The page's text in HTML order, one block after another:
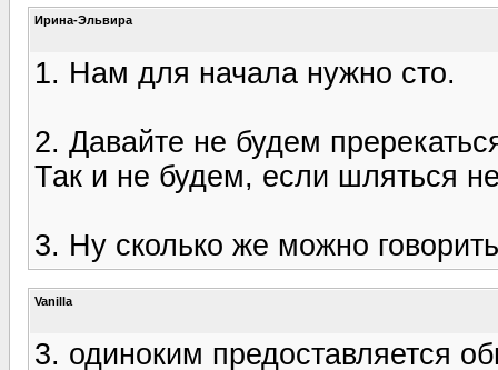
Ирина-Эльвира
1. Нам для начала нужно сто.
2. Давайте не будем
Так и не будем, если шляться
3. Ну сколько же можно
Vanilla
3. одиноким предоставляется